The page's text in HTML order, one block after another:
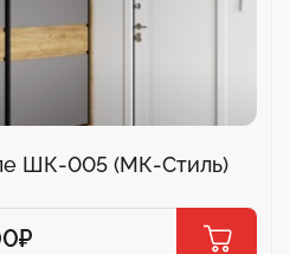
ШК-005 (МК-Стиль)
₽